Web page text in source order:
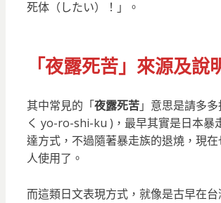
死体（したい）！」。
「夜露死苦」來源及說
其中常見的「夜露死苦」意思是請多
く yo-ro-shi-ku )，最早其實是日本暴
達方式，不過隨著暴走族的退燒，現
人使用了。
而這類日文表現方式，就像是古早在